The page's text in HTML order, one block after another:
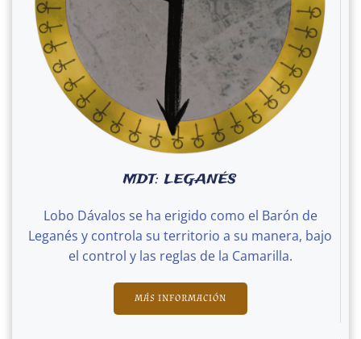
MDT: LEGANÉS
Lobo Dávalos se ha erigido como el Barón de
Leganés y controla su territorio a su manera, bajo
el control y las reglas de la Camarilla.
MÁS INFORMACIÓN